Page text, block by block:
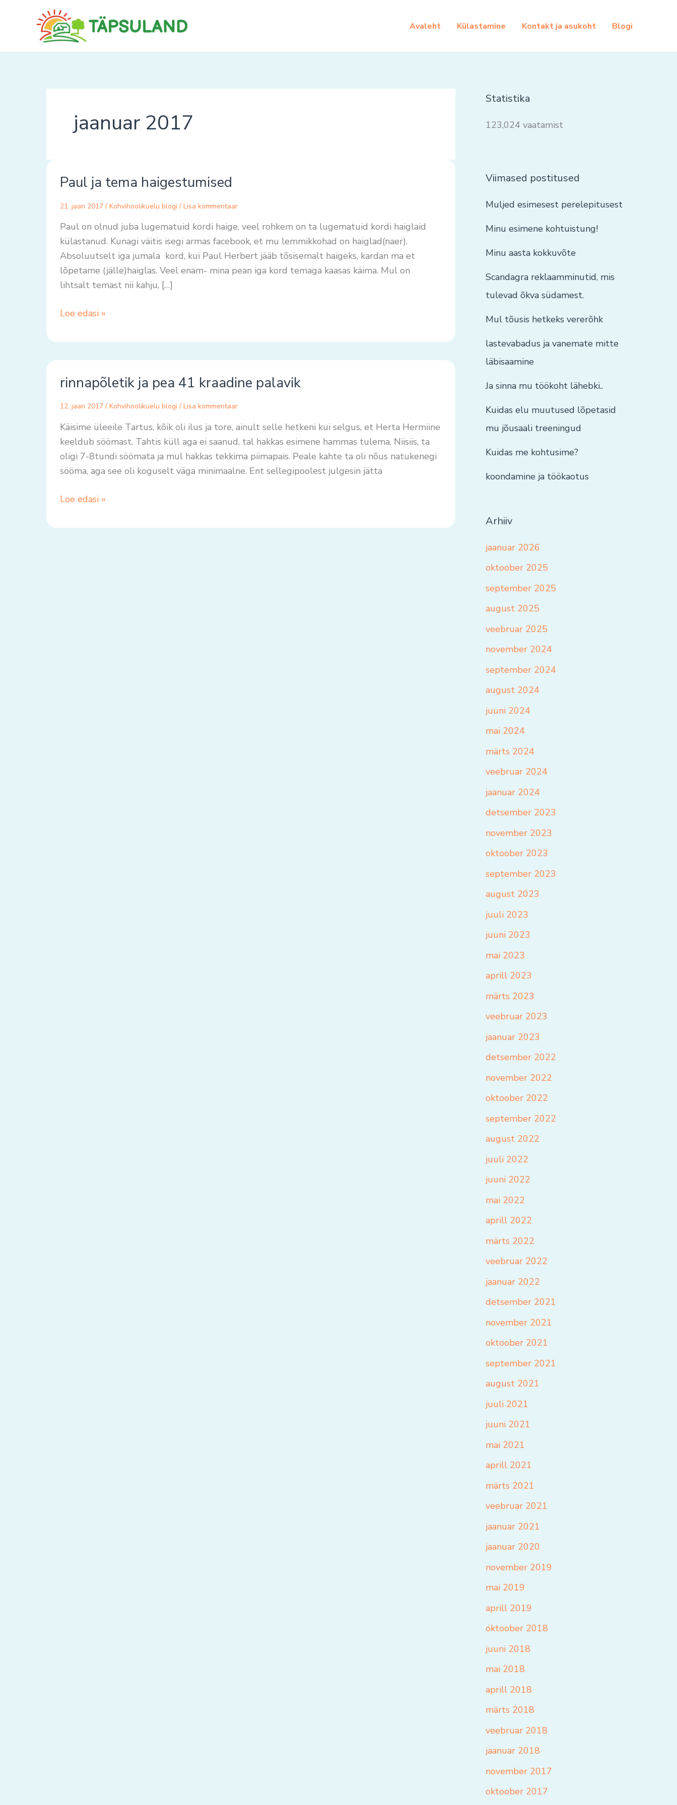
Avaleht Külastamine Kontakt ja asukoht Blogi
jaanuar 2017
Paul ja tema haigestumised
21. jaan 2017 / Kohvihoolikuelu blogi / Lisa kommentaar
Paul on olnud juba lugematuid kordi haige, veel rohkem on ta lugematuid kordi haiglaid
külastanud. Kunagi väitis isegi armas facebook, et mu lemmikkohad on haiglad(naer).
Absoluutselt iga jumala kord, kui Paul Herbert jääb tõsisemalt haigeks, kardan ma et
lõpetame (jälle)haiglas. Veel enam- mina pean iga kord temaga kaasas käima. Mul on
lihtsalt temast nii kahju, […]
ja
haigestumised
Loe edasi »
rinnapõletik ja pea 41 kraadine palavik
12. jaan 2017 / Kohvihoolikuelu blogi / Lisa kommentaar
Käisime üleeile Tartus, kõik oli ilus ja tore, ainult selle hetkeni kui selgus, et Herta Hermiine
keeldub söömast. Tahtis küll aga ei saanud, tal hakkas esimene hammas tulema. Niisiis, ta
oligi 7-8tundi söömata ja mul hakkas tekkima piimapais. Peale kahte ta oli nõus natukenegi
sööma, aga see oli koguselt väga minimaalne. Ent sellegipoolest julgesin jätta
ja
41
kraadine
palavik
Loe edasi »
Statistika
123,024 vaatamist
Viimased postitused
Muljed esimesest perelepitusest
Minu esimene kohtuistung!
Minu aasta kokkuvõte
Scandagra reklaamminutid, mis
tulevad õkva südamest.
Mul tõusis hetkeks vererõhk
lastevabadus ja vanemate mitte
läbisaamine
Ja sinna mu töökoht lähebki..
Kuidas elu muutused lõpetasid
mu jõusaali treeningud
Kuidas me kohtusime?
koondamine ja töökaotus
Arhiiv
jaanuar 2026
oktoober 2025
september 2025
august 2025
veebruar 2025
november 2024
september 2024
august 2024
juuni 2024
mai 2024
märts 2024
veebruar 2024
jaanuar 2024
detsember 2023
november 2023
oktoober 2023
september 2023
august 2023
juuli 2023
juuni 2023
mai 2023
aprill 2023
märts 2023
veebruar 2023
jaanuar 2023
detsember 2022
november 2022
oktoober 2022
september 2022
august 2022
juuli 2022
juuni 2022
mai 2022
aprill 2022
märts 2022
veebruar 2022
jaanuar 2022
detsember 2021
november 2021
oktoober 2021
september 2021
august 2021
juuli 2021
juuni 2021
mai 2021
aprill 2021
märts 2021
veebruar 2021
jaanuar 2021
jaanuar 2020
november 2019
mai 2019
aprill 2019
oktoober 2018
juuni 2018
mai 2018
aprill 2018
märts 2018
veebruar 2018
jaanuar 2018
november 2017
oktoober 2017